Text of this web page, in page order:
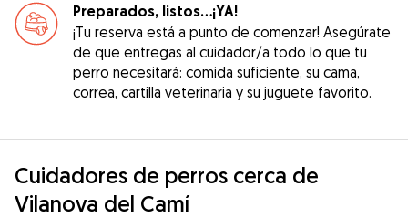
Preparados, listos...¡YA!
¡Tu reserva está a punto de comenzar! Asegúrate
de que entregas al cuidador/a todo lo que tu
perro necesitará: comida suficiente, su cama,
correa, cartilla veterinaria y su juguete favorito.
Cuidadores de perros cerca de
Vilanova del Camí